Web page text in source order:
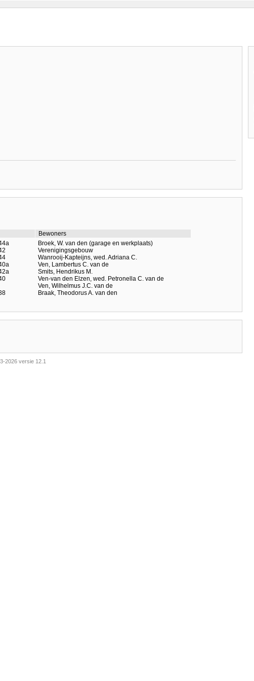
Bewoners
Broek, W. van den (garage en werkplaats)
Verenigingsgebouw
Wanrooij-Kapteijns, wed. Adriana C.
Ven, Lambertus C. van de
Smits, Hendrikus M.
Ven-van den Elzen, wed. Petronella C. van de
Ven, Wilhelmus J.C. van de
Braak, Theodorus A. van den
2026 versie 12.1